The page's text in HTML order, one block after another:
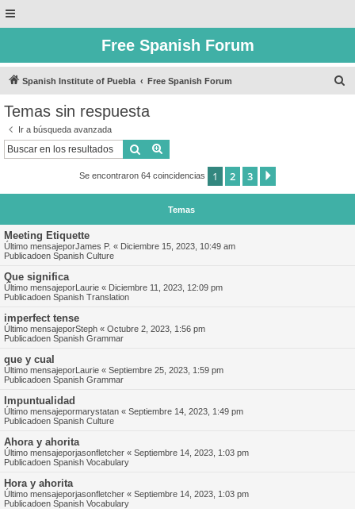
Free Spanish Forum
Spanish Institute of Puebla Free Spanish Forum
Temas sin respuesta
Ir a búsqueda avanzada
Buscar
Se encontraron 64 coincidencias 1 2 3
Temas
Meeting Etiquette
Último mensajeporJames P. « Diciembre 15, 2023, 10:49 am
Publicadoen Spanish Culture
Que significa
Último mensajeporLaurie « Diciembre 11, 2023, 12:09 pm
Publicadoen Spanish Translation
imperfect tense
Último mensajeporSteph « Octubre 2, 2023, 1:56 pm
Publicadoen Spanish Grammar
que y cual
Último mensajeporLaurie « Septiembre 25, 2023, 1:59 pm
Publicadoen Spanish Grammar
Impuntualidad
Último mensajepormarystatan « Septiembre 14, 2023, 1:49 pm
Publicadoen Spanish Culture
Ahora y ahorita
Último mensajeporjasonfletcher « Septiembre 14, 2023, 1:03 pm
Publicadoen Spanish Vocabulary
Hora y ahorita
Último mensajeporjasonfletcher « Septiembre 14, 2023, 1:03 pm
Publicadoen Spanish Vocabulary